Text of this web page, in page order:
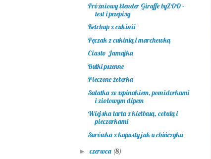
Próżniowy blender Giraffe byZOO -
test i przepisy
Ketchup z cukinii
Pęczak z cukinią i marchewką
Ciasto Jamajka
Bułki pszenne
Pieczone żeberka
Sałatka ze szpinakiem, pomidorkami
i ziołowym dipem
Wiejska tarta z kiełbasą, cebulą i
pieczarkami
Surówka z kapusty jak u chińczyka
►czerwca (8)